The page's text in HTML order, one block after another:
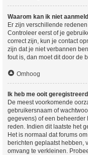
Waarom kan ik niet
Er zijn verschillende
Controleer eerst of je
correct zijn, kun je contact
zijn dat je niet verbannen
fout is, dan moet dit door de
Omhoog
Ik heb me ooit
De meest voorkomende
gebruikersnaam of
gegevens) of een beheerder
reden. Indien dit laatste het
Het is normaal dat forums
berichten geplaatst hebben,
omvang te verkleinen.